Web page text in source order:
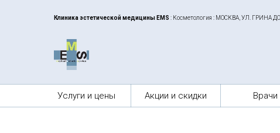
Клиника эстетической медицины EMS : Косметология : МОСКВА, УЛ. ГРИНА
Услуги и цены Акции и скидки Врачи